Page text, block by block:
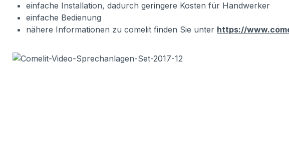
einfache Installation, dadurch geringere Kosten für Handwerker
einfache Bedienung
nähere Informationen zu comelit finden Sie unter https://